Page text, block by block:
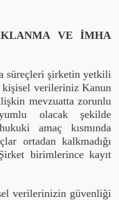
VE İMHA
süreçleri şirketin yetkili
verileriniz Kanun
mevzuatta zorunlu
olacak şekilde
amaç kısmında
ortadan kalkmadığı
birimlerince kayıt
verilerinizin güvenliği